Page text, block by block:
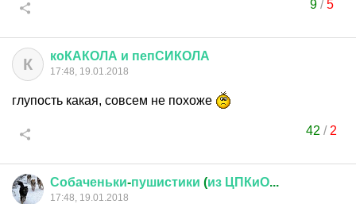
9/5
К коКАКОЛА и пепСИКОЛА
17:48, 19.01.2018
глупость какая, совсем не похоже
42 / 2
Собаченьки-пушистики (из ЦПКиО...
17:48, 19.01.2018